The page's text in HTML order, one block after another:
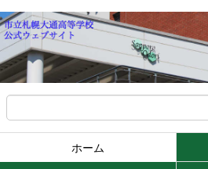
ホーム